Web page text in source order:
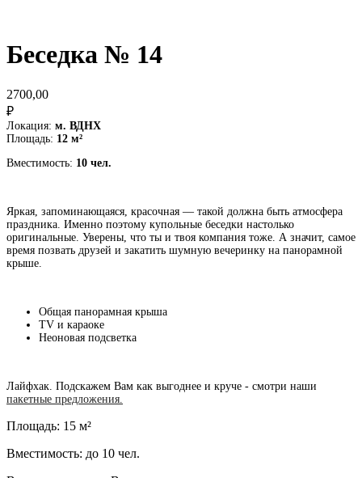
Беседка № 14
2700,00
₽
Локация: м. ВДНХ
Площадь: 12 м²
Вместимость: 10 чел.
Яркая, запоминающаяся, красочная — такой должна быть атмосфера
праздника. Именно поэтому купольные беседки настолько
оригинальные. Уверены, что ты и твоя компания тоже. А значит, самое
время позвать друзей и закатить шумную вечеринку на панорамной
крыше.
Общая панорамная крыша
TV и караоке
Неоновая подсветка
Лайфхак. Подскажем Вам как выгоднее и круче - смотри наши
пакетные предложения.
Площадь: 15 м²
Вместимость: до 10 чел.